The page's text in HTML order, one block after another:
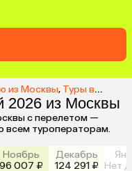
из Москвы, Туры в Махмутлар из Москвы
2026 из Москвы
с перелетом —
всем туроператорам.
Ноябрь
96 007 ₽
Декабрь
124 291 ₽ Нет